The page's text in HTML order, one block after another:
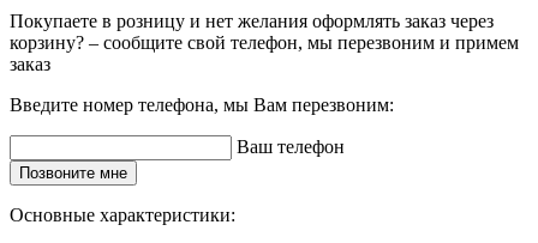
Покупаете в розницу и нет желания оформлять заказ через
корзину? – сообщите свой телефон, мы перезвоним и примем
заказ
Введите номер телефона, мы Вам перезвоним:
Ваш телефон
Позвоните мне
Основные характеристики: